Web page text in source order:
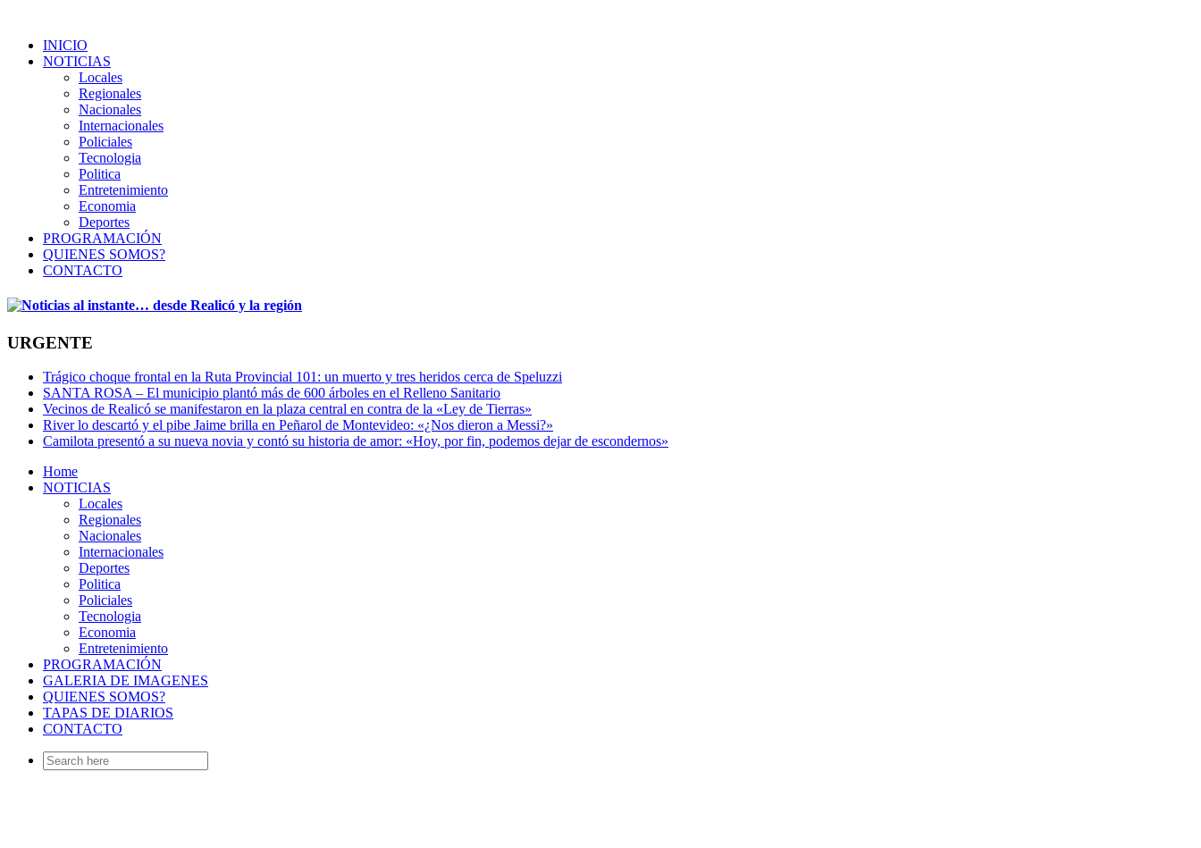
INICIO
NOTICIAS
Locales
Regionales
Nacionales
Internacionales
Policiales
Tecnologia
Politica
Entretenimiento
Economia
Deportes
PROGRAMACIÓN
QUIENES SOMOS?
CONTACTO
URGENTE
Trágico choque frontal en la Ruta Provincial 101: un muerto y tres heridos cerca de Speluzzi
SANTA ROSA – El municipio plantó más de 600 árboles en el Relleno Sanitario
Vecinos de Realicó se manifestaron en la plaza central en contra de la «Ley de Tierras»
River lo descartó y el pibe Jaime brilla en Peñarol de Montevideo: «¿Nos dieron a Messi?»
Camilota presentó a su nueva novia y contó su historia de amor: «Hoy, por fin, podemos dejar de escondernos»
Home
NOTICIAS
Locales
Regionales
Nacionales
Internacionales
Deportes
Politica
Policiales
Tecnologia
Economia
Entretenimiento
PROGRAMACIÓN
GALERIA DE IMAGENES
QUIENES SOMOS?
TAPAS DE DIARIOS
CONTACTO
Search
for: